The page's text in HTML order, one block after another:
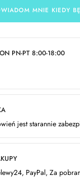
MNIE KIEDY
PN-PT 8:00-18:00
jest starannie
PayPal, Za